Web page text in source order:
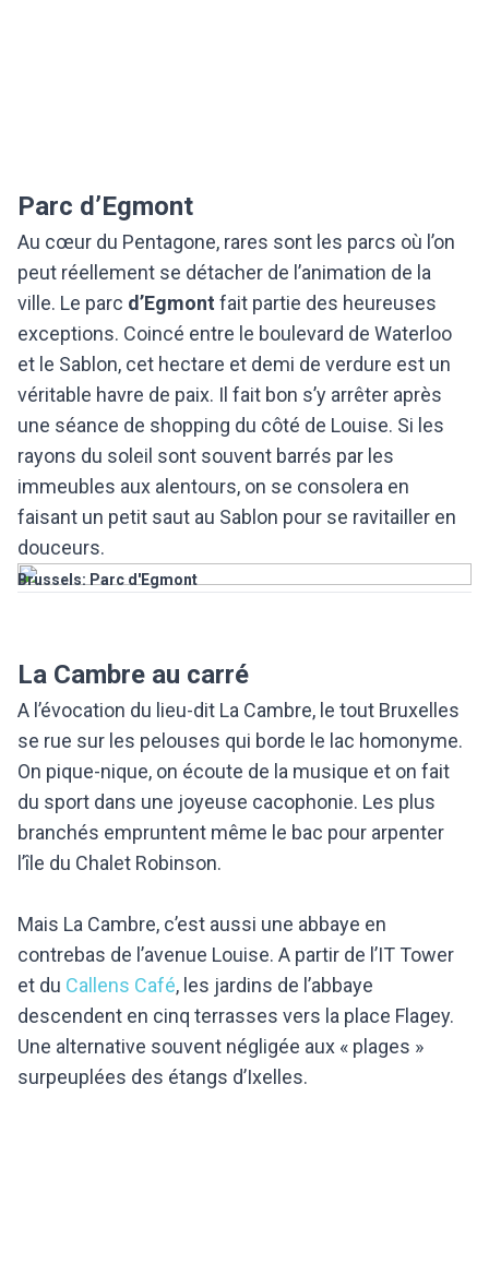
Parc d’Egmont
Au cœur du Pentagone, rares sont les parcs où l’on
peut réellement se détacher de l’animation de la
ville. Le parc d’Egmont fait partie des heureuses
exceptions. Coincé entre le boulevard de Waterloo
et le Sablon, cet hectare et demi de verdure est un
véritable havre de paix. Il fait bon s’y arrêter après
une séance de shopping du côté de Louise. Si les
rayons du soleil sont souvent barrés par les
immeubles aux alentours, on se consolera en
faisant un petit saut au Sablon pour se ravitailler en
douceurs.
Brussels: Parc d'Egmont
La Cambre au carré
A l’évocation du lieu-dit La Cambre, le tout Bruxelles
se rue sur les pelouses qui borde le lac homonyme.
On pique-nique, on écoute de la musique et on fait
du sport dans une joyeuse cacophonie. Les plus
branchés empruntent même le bac pour arpenter
l’île du Chalet Robinson.
Mais La Cambre, c’est aussi une abbaye en
contrebas de l’avenue Louise. A partir de l’IT Tower
et du Callens Café, les jardins de l’abbaye
descendent en cinq terrasses vers la place Flagey.
Une alternative souvent négligée aux « plages »
surpeuplées des étangs d’Ixelles.